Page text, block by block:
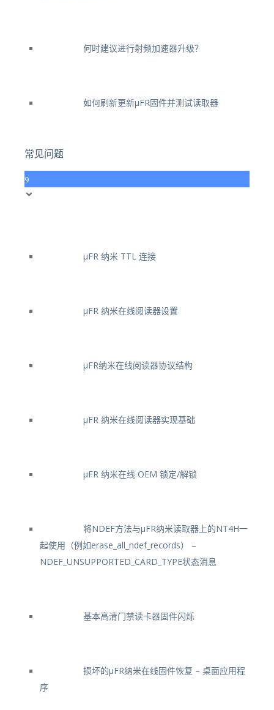
何时建议进行射频加速器升级？
如何刷新更新μFR固件并测试读取器
常见问题
9
μFR 纳米 TTL 连接
μFR 纳米在线阅读器设置
μFR纳米在线阅读器协议结构
μFR 纳米在线阅读器实现基础
μFR 纳米在线 OEM 锁定/解锁
将NDEF方法与μFR纳米读取器上的NT4H一
起使用（例如erase_all_ndef_records） –
NDEF_UNSUPPORTED_CARD_TYPE状态消息
基本高清门禁读卡器固件闪烁
损坏的μFR纳米在线固件恢复 – 桌面应用程
序